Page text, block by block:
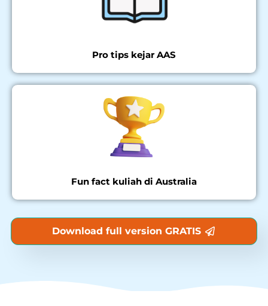
Pro tips kejar AAS
Fun fact kuliah di Australia
Download full version GRATIS